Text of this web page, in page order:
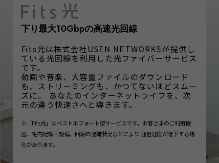
下り最大10Gbpの高速光回線
Fits光は株式会社USEN NETWORKSが提供し
ている光回線を利用した光ファイバーサービス
です。
動画や音楽、大容量ファイルのダウンロード
も、ストリーミングも、かつてないほどスムー
ズに。 あなたのインターネットライフを、次
元の違う快適さへと導きます。
※「Fits光」はベストエフォート型サービスです。お客さまのご利用機
器、宅内配線・設備、回線の混雑状況などにより 通信速度が低下する場
合があります。